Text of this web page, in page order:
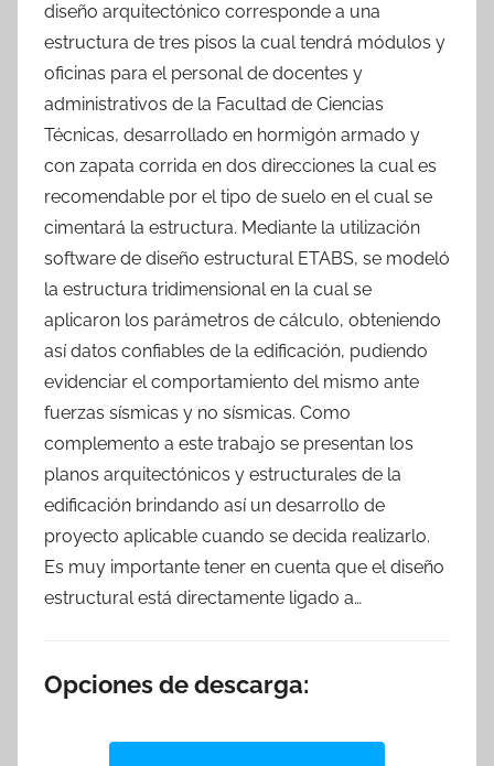
diseño arquitectónico corresponde a una
estructura de tres pisos la cual tendrá módulos y
oficinas para el personal de docentes y
administrativos de la Facultad de Ciencias
Técnicas, desarrollado en hormigón armado y
con zapata corrida en dos direcciones la cual es
recomendable por el tipo de suelo en el cual se
cimentará la estructura. Mediante la utilización
software de diseño estructural ETABS, se modeló
la estructura tridimensional en la cual se
aplicaron los parámetros de cálculo, obteniendo
así datos confiables de la edificación, pudiendo
evidenciar el comportamiento del mismo ante
fuerzas sísmicas y no sísmicas. Como
complemento a este trabajo se presentan los
planos arquitectónicos y estructurales de la
edificación brindando así un desarrollo de
proyecto aplicable cuando se decida realizarlo.
Es muy importante tener en cuenta que el diseño
estructural está directamente ligado a…
Opciones de descarga: